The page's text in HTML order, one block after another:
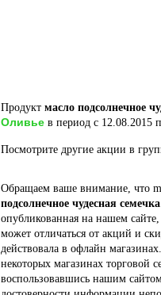
Продукт масло подсолнечное
Оливье в период с 12.08.2015
Посмотрите другие акции в
Обращаем ваше внимание, что
подсолнечное чудесная семечка
опубликованная на нашем
может отличаться от акций и
действовала в офлайн
некоторых магазинах торговой
воспользовавшись нашим